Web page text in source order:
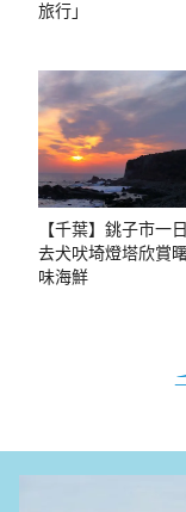
旅行」
【千葉】銚子市一
去犬吠埼燈塔欣賞
味海鮮